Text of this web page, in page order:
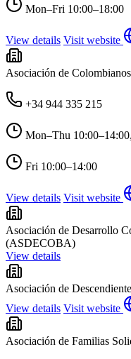
Mon–Fri 10:00–18:00
View details Visit website
Asociación de
+34 944 335 215
Mon–Thu
Fri 10:00–14:00
View details Visit website
Asociación de Desarrollo
(ASDECOBA)
View details
Asociación de
View details Visit website
Asociación de Familias